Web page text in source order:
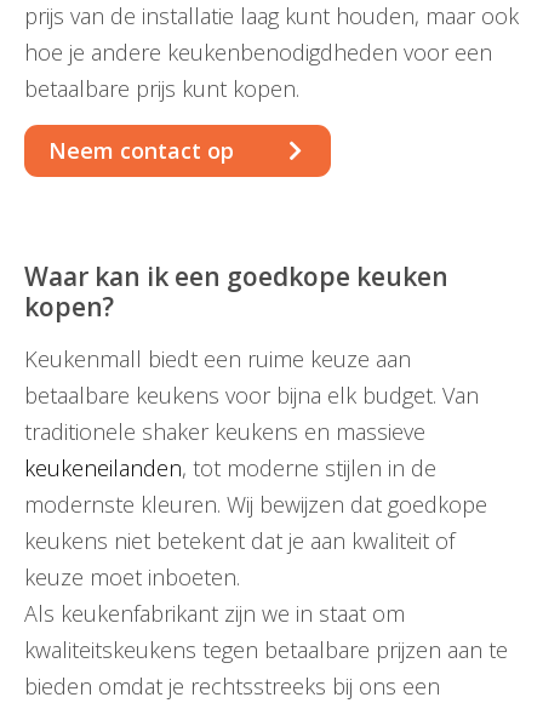
prijs van de installatie laag kunt houden, maar ook
hoe je andere keukenbenodigdheden voor een
betaalbare prijs kunt kopen.
Neem contact op
Waar kan ik een goedkope keuken
kopen?
Keukenmall biedt een ruime keuze aan
betaalbare keukens voor bijna elk budget. Van
traditionele shaker keukens en massieve
keukeneilanden, tot moderne stijlen in de
modernste kleuren. Wij bewijzen dat goedkope
keukens niet betekent dat je aan kwaliteit of
keuze moet inboeten.
Als keukenfabrikant zijn we in staat om
kwaliteitskeukens tegen betaalbare prijzen aan te
bieden omdat je rechtsstreeks bij ons een